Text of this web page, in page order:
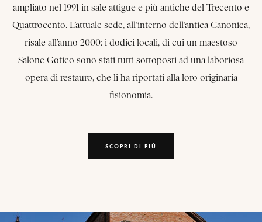
ampliato nel 1991 in sale attigue e più antiche del Trecento e
Quattrocento. L’attuale sede, all’interno dell’antica Canonica,
risale all’anno 2000: i dodici locali, di cui un maestoso
Salone Gotico sono stati tutti sottoposti ad una laboriosa
opera di restauro, che li ha riportati alla loro originaria
fisionomia.
SCOPRI DI PIÙ